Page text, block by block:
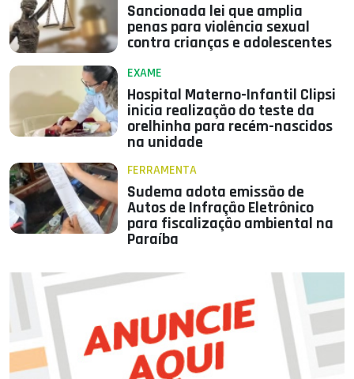
Sancionada lei que amplia
penas para violência sexual
contra crianças e adolescentes
EXAME
Hospital Materno-Infantil Clipsi
inicia realização do teste da
orelhinha para recém-nascidos
na unidade
FERRAMENTA
Sudema adota emissão de
Autos de Infração Eletrônico
para fiscalização ambiental na
Paraíba